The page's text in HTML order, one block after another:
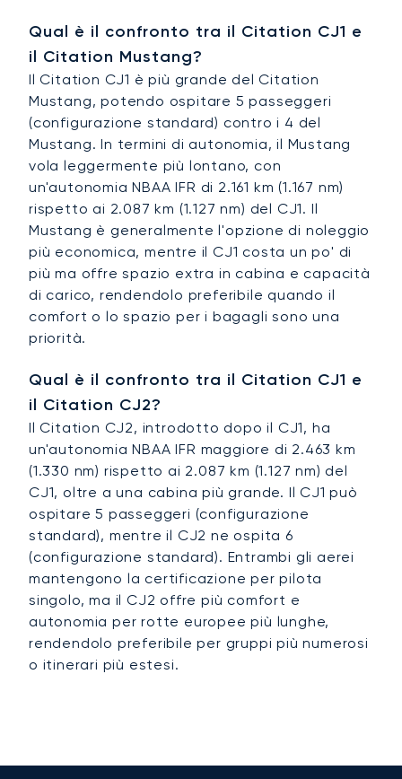
Qual è il confronto tra il Citation CJ1 e
il Citation Mustang?
Il Citation CJ1 è più grande del Citation
Mustang, potendo ospitare 5 passeggeri
(configurazione standard) contro i 4 del
Mustang. In termini di autonomia, il Mustang
vola leggermente più lontano, con
un'autonomia NBAA IFR di 2.161 km (1.167 nm)
rispetto ai 2.087 km (1.127 nm) del CJ1. Il
Mustang è generalmente l'opzione di noleggio
più economica, mentre il CJ1 costa un po' di
più ma offre spazio extra in cabina e capacità
di carico, rendendolo preferibile quando il
comfort o lo spazio per i bagagli sono una
priorità.
Qual è il confronto tra il Citation CJ1 e
il Citation CJ2?
Il Citation CJ2, introdotto dopo il CJ1, ha
un'autonomia NBAA IFR maggiore di 2.463 km
(1.330 nm) rispetto ai 2.087 km (1.127 nm) del
CJ1, oltre a una cabina più grande. Il CJ1 può
ospitare 5 passeggeri (configurazione
standard), mentre il CJ2 ne ospita 6
(configurazione standard). Entrambi gli aerei
mantengono la certificazione per pilota
singolo, ma il CJ2 offre più comfort e
autonomia per rotte europee più lunghe,
rendendolo preferibile per gruppi più numerosi
o itinerari più estesi.